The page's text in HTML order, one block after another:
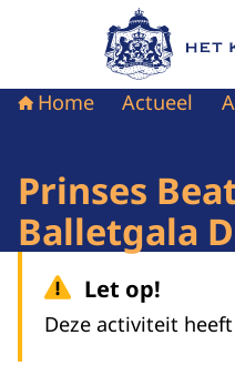
Naar de
Home Actueel
Prinses
Balletgala
Let op!
Deze activiteit